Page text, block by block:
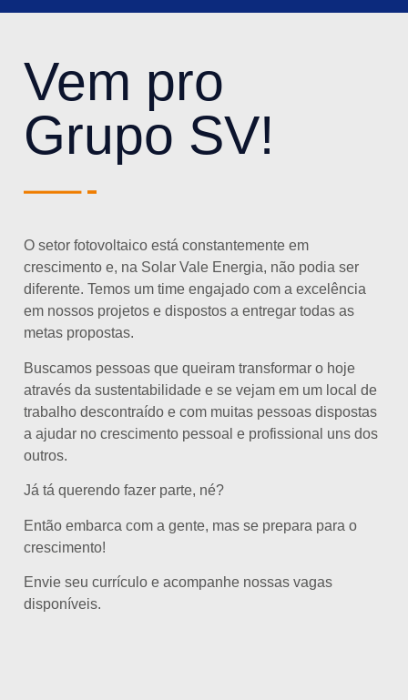
Vem pro
Grupo SV!
O setor fotovoltaico está constantemente em
crescimento e, na Solar Vale Energia, não podia ser
diferente. Temos um time engajado com a excelência
em nossos projetos e dispostos a entregar todas as
metas propostas.
Buscamos pessoas que queiram transformar o hoje
através da sustentabilidade e se vejam em um local de
trabalho descontraído e com muitas pessoas dispostas
a ajudar no crescimento pessoal e profissional uns dos
outros.
Já tá querendo fazer parte, né?
Então embarca com a gente, mas se prepara para o
crescimento!
Envie seu currículo e acompanhe nossas vagas
disponíveis.